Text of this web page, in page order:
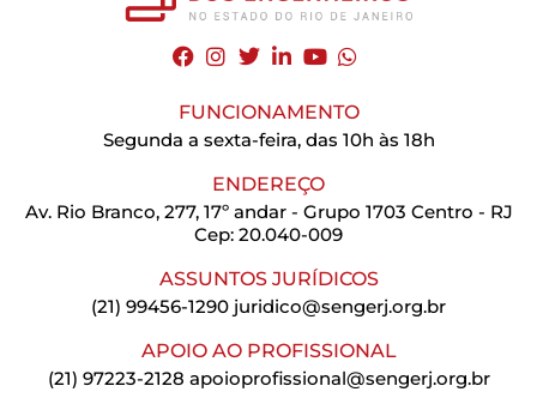
FUNCIONAMENTO
Segunda a sexta-feira, das 10h às 18h
ENDEREÇO
Av. Rio Branco, 277, 17º andar - Grupo 1703 Centro - RJ
Cep: 20.040-009
ASSUNTOS JURÍDICOS
(21) 99456-1290 juridico@sengerj.org.br
APOIO AO PROFISSIONAL
(21) 97223-2128 apoioprofissional@sengerj.org.br